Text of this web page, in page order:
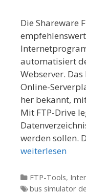
Die Shareware
automatisiert
Webserver.
Online-
her bekannt,
Mit FTP-Drive
werden sollen.
weiterlesen
Kategorien
FTP-Tools,
Tags
bus simulator